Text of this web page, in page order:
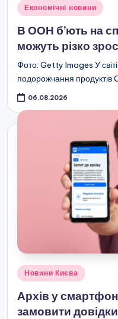
Опубліковано
Економічні новини
В ООН б’ють на
можуть різко
Фото: Getty Images У
подорожчання продуктів
06.08.2026
Опубліковано
Новини Києва
Архів у
замовити